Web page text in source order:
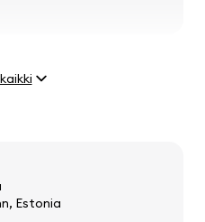
Estonia